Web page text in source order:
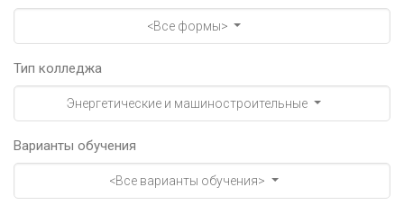
<Все формы>
Тип колледжа
Энергетические и машиностроительные
Варианты обучения
<Все варианты обучения>